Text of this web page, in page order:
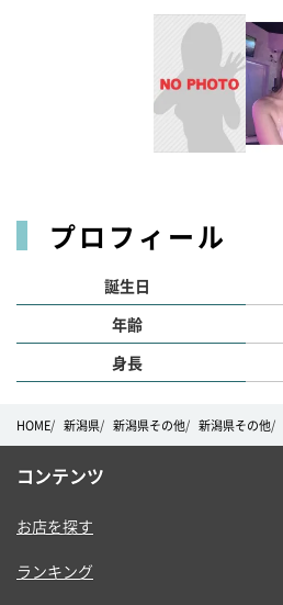
プロフィール
誕生日
年齢
身長
HOME 新潟県 新潟県その他 新潟県その他
コンテンツ
お店を探す
ランキング